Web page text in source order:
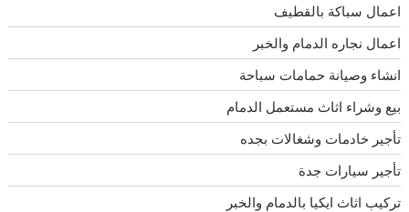
اعمال سباكة بالقطيف
اعمال نجاره الدمام والخبر
انشاء وصيانة حمامات سباحة
بيع وشراء اثاث مستعمل الدمام
تأجير خادمات وشغالات بجده
تأجير سيارات جدة
تركيب اثاث ايكيا بالدمام والخبر